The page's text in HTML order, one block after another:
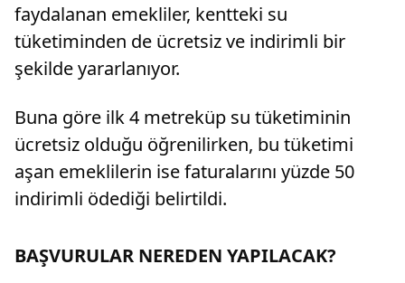
faydalanan emekliler, kentteki su
tüketiminden de ücretsiz ve indirimli bir
şekilde yararlanıyor.
Buna göre ilk 4 metreküp su tüketiminin
ücretsiz olduğu öğrenilirken, bu tüketimi
aşan emeklilerin ise faturalarını yüzde 50
indirimli ödediği belirtildi.
BAŞVURULAR NEREDEN YAPILACAK?